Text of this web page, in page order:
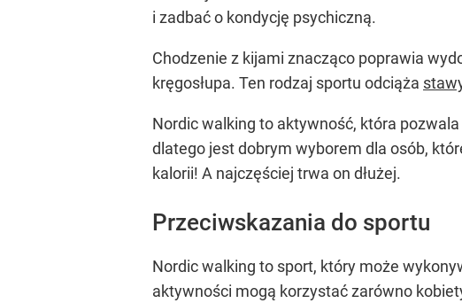
i zadbać o kondycję psychiczną.
Chodzenie z kijami znacząco poprawia
kręgosłupa. Ten rodzaj sportu odciąża
Nordic walking to aktywność, która
dlatego jest dobrym wyborem dla osób,
kalorii! A najczęściej trwa on dłużej.
Przeciwskazania do sportu
Nordic walking to sport, który może
aktywności mogą korzystać zarówno